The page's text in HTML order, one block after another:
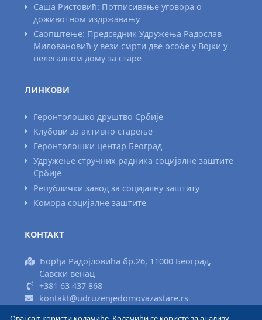
Саша Ристовић: Потписивање уговора о
доживотном издржавању
Саопштење: Председник Удружења Радослав
Миловановић у вези смрти две особе у Војки у
нелегалном дому за старе
ЛИНКОВИ
Геронтолошко друштво Србије
Клубови за активно старење
Геронтолошки центар Београд
Удружење стручних радника социјалне заштите
Србије
Републички завод за социјалну заштиту
Комора социјалне заштите
КОНТАКТ
Ђорђа Радојловића бр.26, 11000 Београд,
Савски венац
+381 63 437 868
kontakt@udruzenjedomovazastare.rs